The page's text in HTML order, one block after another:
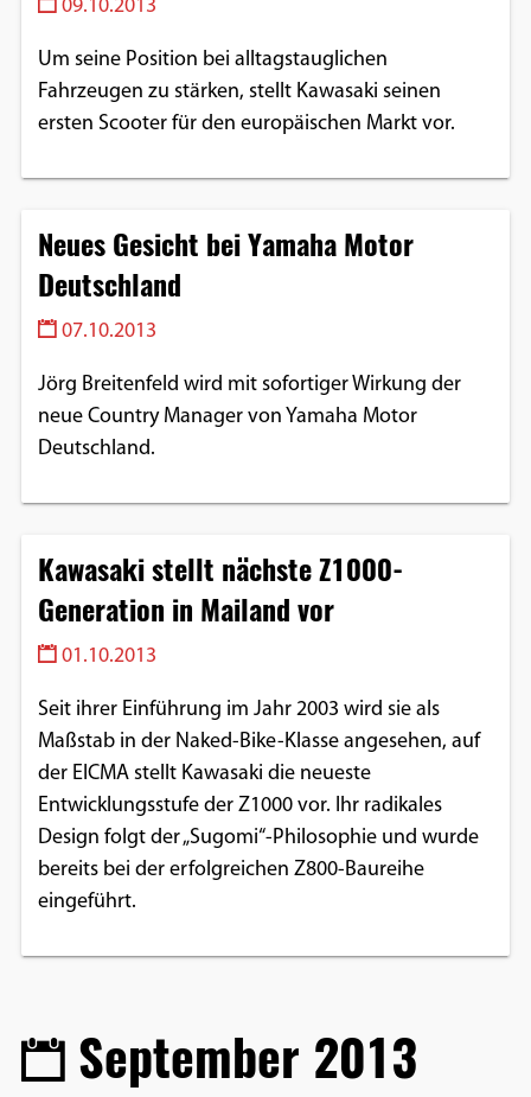
09.10.2013
Um seine Position bei alltagstauglichen
Fahrzeugen zu stärken, stellt Kawasaki seinen
ersten Scooter für den europäischen Markt vor.
Neues Gesicht bei Yamaha Motor
Deutschland
07.10.2013
Jörg Breitenfeld wird mit sofortiger Wirkung der
neue Country Manager von Yamaha Motor
Deutschland.
Kawasaki stellt nächste Z1000-
Generation in Mailand vor
01.10.2013
Seit ihrer Einführung im Jahr 2003 wird sie als
Maßstab in der Naked-Bike-Klasse angesehen, auf
der EICMA stellt Kawasaki die neueste
Entwicklungsstufe der Z1000 vor. Ihr radikales
Design folgt der „Sugomi“-Philosophie und wurde
bereits bei der erfolgreichen Z800-Baureihe
eingeführt.
September 2013